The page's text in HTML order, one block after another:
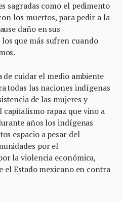
sagradas como el pedimento
los muertos, para pedir a la
daño en sus
que más sufren cuando
de cuidar el medio ambiente
todas las naciones indígenas
de las mujeres y
capitalismo rapaz que vino a
años los indígenas
espacio a pesar del
por el
la violencia económica,
el Estado mexicano en contra